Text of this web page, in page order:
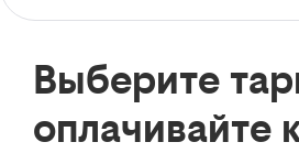
Выберите
оплачивайте